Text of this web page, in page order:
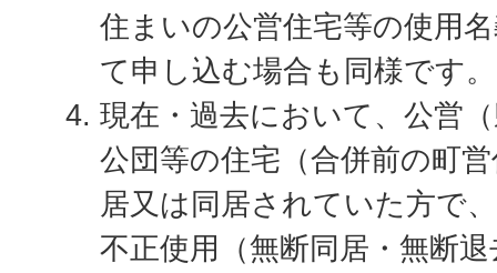
住まいの公営住宅等の使用
て申し込む場合も同様です。
現在・過去において、公営
公団等の住宅（合併前の町
居又は同居されていた方で
不正使用（無断同居・無断